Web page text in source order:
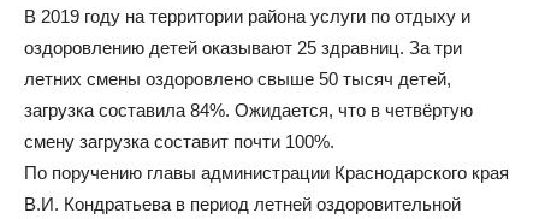
В 2019 году на территории района услуги по отдыху и
оздоровлению детей оказывают 25 здравниц. За три
летних смены оздоровлено свыше 50 тысяч детей,
загрузка составила 84%. Ожидается, что в четвёртую
смену загрузка составит почти 100%.
По поручению главы администрации Краснодарского края
В.И. Кондратьева в период летней оздоровительной